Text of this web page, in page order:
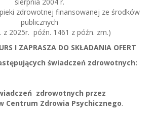
zdrowotnej finansowanej ze środków
publicznych
z 2025r. późn. 1461 z późn. zm.)
I ZAPRASZA DO SKŁADANIA OFERT
świadczeń zdrowotnych:
zdrowotnych przez
Centrum Zdrowia Psychicznego.